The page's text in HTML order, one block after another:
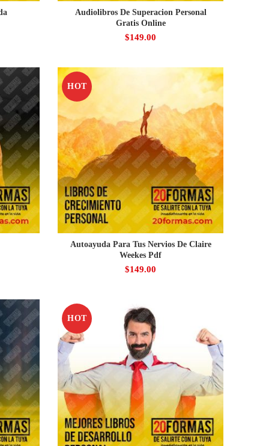
Audiolibros De Superacion Personal
Gratis Online
$149.00
HOT
Autoayuda Para Tus Nervios De Claire
Weekes Pdf
$149.00
HOT